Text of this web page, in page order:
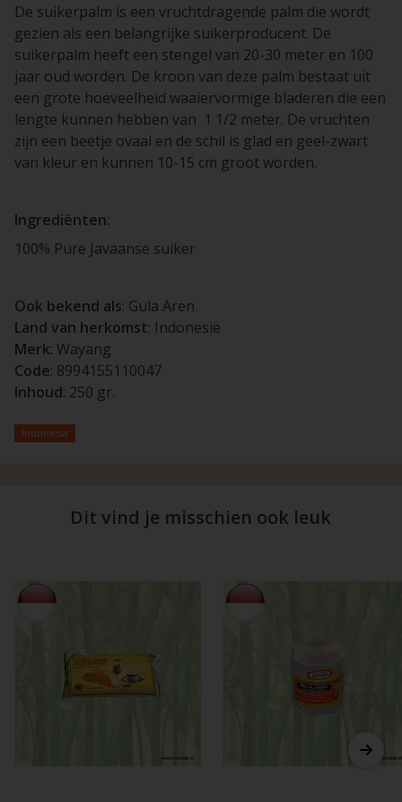
De suikerpalm is een vruchtdragende palm die wordt
gezien als een belangrijke suikerproducent. De
suikerpalm heeft een stengel van 20-30 meter en 100
jaar oud worden. De kroon van deze palm bestaat uit
een grote hoeveelheid waaiervormige bladeren die een
lengte kunnen hebben van 1 1/2 meter. De vruchten
zijn een beetje ovaal en de schil is glad en geel-zwart
van kleur en kunnen 10-15 cm groot worden.
Ingrediënten:
100% Pure Javaanse suiker
Ook bekend als: Gula Aren
Land van herkomst: Indonesië
Merk: Wayang
Code: 8994155110047
Inhoud: 250 gr.
Indonesia
Dit vind je misschien ook leuk